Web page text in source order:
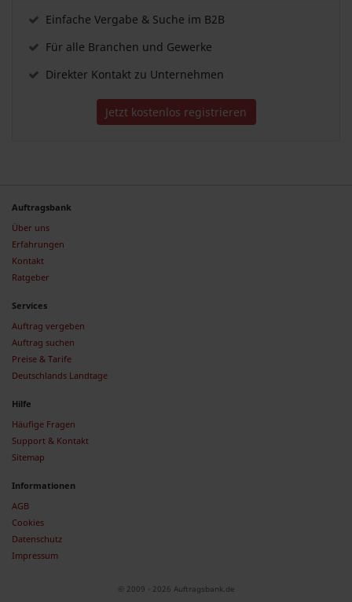
Einfache Vergabe & Suche im B2B
Für alle Branchen und Gewerke
Direkter Kontakt zu Unternehmen
Jetzt kostenlos registrieren
Auftragsbank
Über uns
Erfahrungen
Kontakt
Ratgeber
Services
Auftrag vergeben
Auftrag suchen
Preise & Tarife
Deutschlands Landtage
Hilfe
Häufige Fragen
Support & Kontakt
Sitemap
Informationen
AGB
Cookies
Datenschutz
Impressum
© 2009 - 2026 Auftragsbank.de